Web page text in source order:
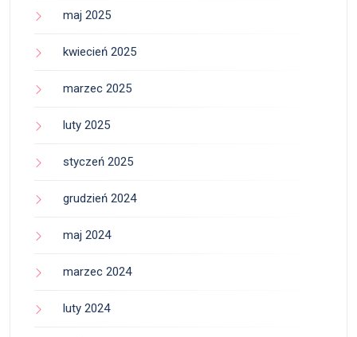
maj 2025
kwiecień 2025
marzec 2025
luty 2025
styczeń 2025
grudzień 2024
maj 2024
marzec 2024
luty 2024